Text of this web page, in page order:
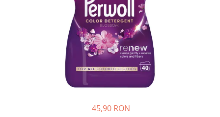
Detergent Pudra Manual
Detergent Lichid Gel
Intretinere Masina de Spalat Rufe
Servetele Captare Culori
45,90 RON